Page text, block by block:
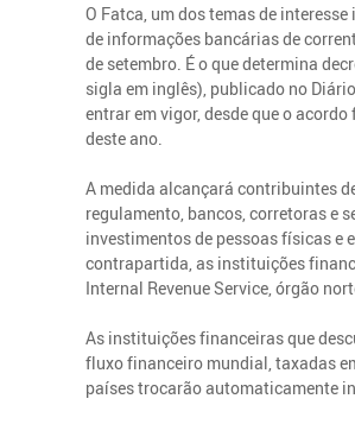
O Fatca, um dos temas de
de informações bancárias de
de setembro. É o que determina
sigla em inglês), publicado no
entrar em vigor, desde que o
deste ano.
A medida alcançará contribuintes
regulamento, bancos, corretoras e
investimentos de pessoas físicas e
contrapartida, as instituições
Internal Revenue Service, órgão
As instituições financeiras que
fluxo financeiro mundial, taxadas
países trocarão automaticamente